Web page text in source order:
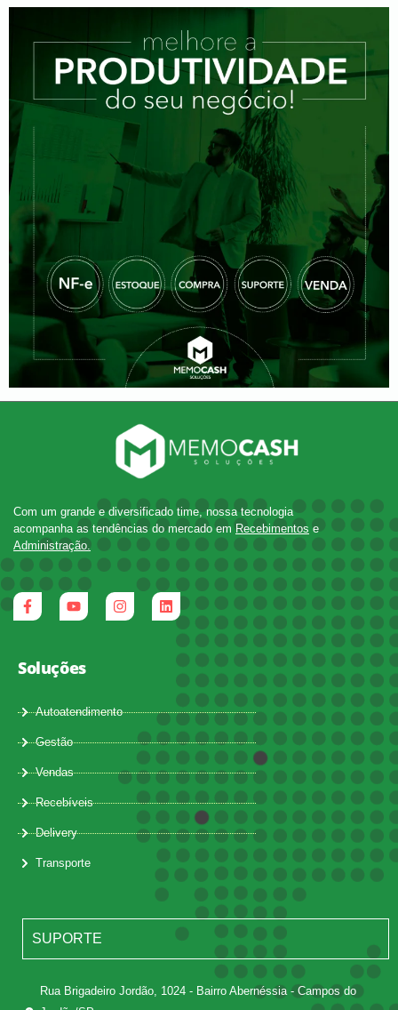
Com um grande e diversificado time, nossa tecnologia
acompanha as tendências do mercado emRecebimentos e
Administração.
Soluções
Autoatendimento
Gestão
Vendas
Recebíveis
Delivery
Transporte
SUPORTE
Rua Brigadeiro Jordão, 1024 - Bairro Abernéssia - Campos do